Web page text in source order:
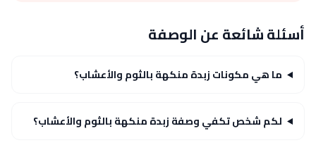
أسئلة شائعة عن الوصفة
ما هي مكونات زبدة منكهة بالثوم والأعشاب؟
لكم شخص تكفي وصفة زبدة منكهة بالثوم والأعشاب؟